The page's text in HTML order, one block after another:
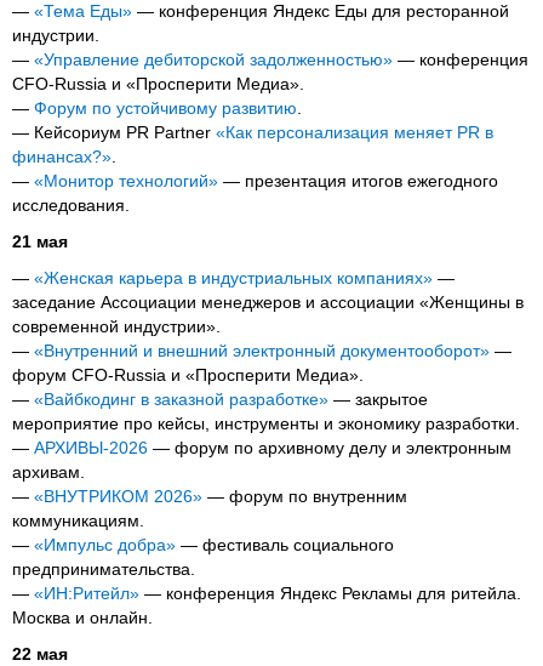
— «Тема Еды» — конференция Яндекс Еды для ресторанной
индустрии.
— «Управление дебиторской задолженностью» — конференция
CFO-Russia и «Просперити Медиа».
— Форум по устойчивому развитию
— Кейсориум PR Partner «Как персонализация меняет PR в
финансах?»
— «Монитор технологий» — презентация итогов ежегодного
исследования.
21 мая
— «Женская карьера в индустриальных компаниях» —
заседание Ассоциации менеджеров и ассоциации «Женщины в
современной индустрии».
— «Внутренний и внешний электронный документооборот» —
форум CFO-Russia и «Просперити Медиа».
— «Вайбкодинг в заказной разработке» — закрытое
мероприятие про кейсы, инструменты и экономику разработки.
— АРХИВЫ-2026 — форум по архивному делу и электронным
архивам.
— «ВНУТРИКОМ 2026» — форум по внутренним
коммуникациям.
— «Импульс добра» — фестиваль социального
предпринимательства.
— «ИН:Ритейл» — конференция Яндекс Рекламы для ритейла.
Москва и онлайн.
22 мая